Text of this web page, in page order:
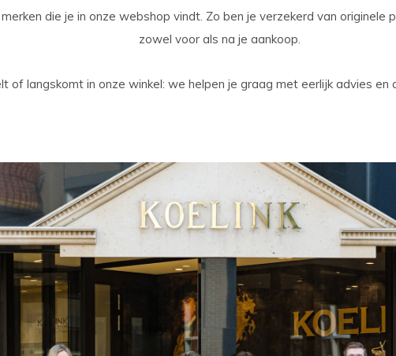
die je in onze webshop vindt. Zo ben je verzekerd van originele
zowel voor als na je aankoop.
of langskomt in onze winkel: we helpen je graag met eerlijk advies en